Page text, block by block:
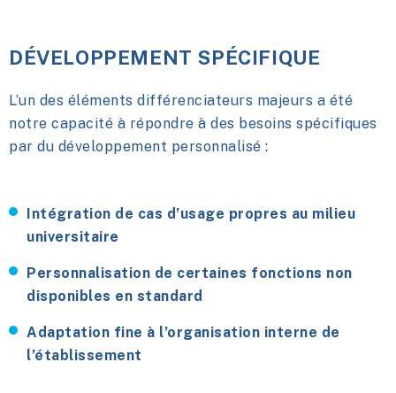
DÉVELOPPEMENT SPÉCIFIQUE
L’un des éléments différenciateurs majeurs a été
notre capacité à répondre à des besoins spécifiques
par du développement personnalisé :
Intégration de cas d’usage propres au milieu
universitaire
Personnalisation de certaines fonctions non
disponibles en standard
Adaptation fine à l’organisation interne de
l’établissement